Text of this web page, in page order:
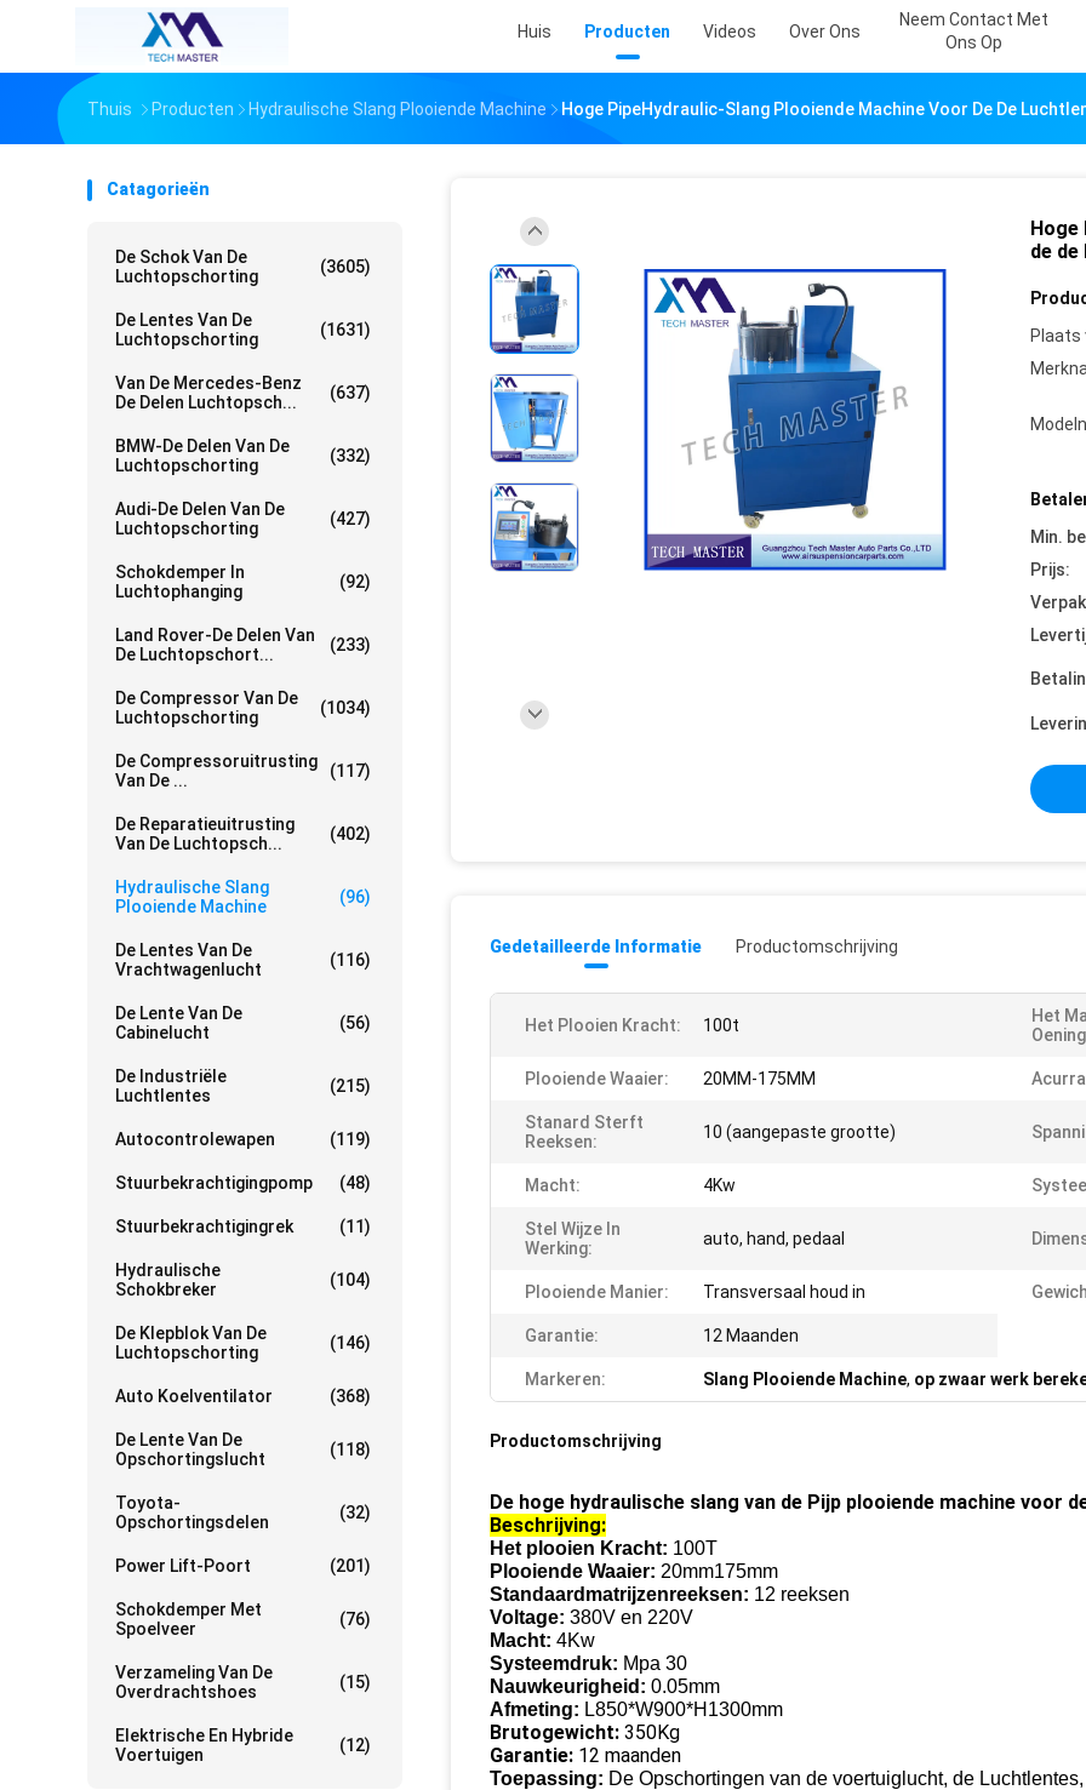
Huis Producten Videos Over Ons
Neem Contact Met
Ons Op
Thuis Producten Hydraulische Slang Plooiende Machine Hoge PipeHydraulic-Slang Plooiende Machine Voor De De
Catagorieën
De Schok Van De
Luchtopschorting
(3605)
De Lentes Van De
Luchtopschorting
(1631)
Van De Mercedes-Benz
De Delen Luchtopsch...
(637)
BMW-De Delen Van De
Luchtopschorting
(332)
Audi-De Delen Van De
Luchtopschorting
(427)
Schokdemper In
Luchtophanging
(92)
Land Rover-De Delen Van
De Luchtopschort...
(233)
De Compressor Van De
Luchtopschorting
(1034)
De Compressoruitrusting
Van De ...
(117)
De Reparatieuitrusting
Van De Luchtopsch...
(402)
Hydraulische Slang
Plooiende Machine
(96)
De Lentes Van De
Vrachtwagenlucht
(116)
De Lente Van De
Cabinelucht
(56)
De Industriële
Luchtlentes
(215)
Autocontrolewapen (119)
Stuurbekrachtigingpomp (48)
Stuurbekrachtigingrek (11)
Hydraulische
Schokbreker
(104)
De Klepblok Van De
Luchtopschorting
(146)
Auto Koelventilator (368)
De Lente Van De
Opschortingslucht
(118)
Toyota-
Opschortingsdelen
(32)
Power Lift-Poort (201)
Schokdemper Met
Spoelveer
(76)
Verzameling Van De
Overdrachtshoes
(15)
Elektrische En Hybride
Voertuigen
(12)
Hoge
de
Plaats
Min.
Prijs:
Gedetailleerde Informatie Productomschrijving
Het Plooien Kracht: 100t
Het
Plooiende Waaier: 20MM-175MM
Stanard Sterft
Reeksen:
10 (aangepaste grootte)
Macht: 4Kw
Stel Wijze In
Werking:
auto, hand, pedaal
Plooiende Manier: Transversaal houd in
Garantie: 12 Maanden
Markeren: Slang Plooiende Machine, op zwaar werk
Productomschrijving
De hoge hydraulische slang van de Pijp plooiende machine voor
Beschrijving:
Het plooien Kracht: 100T
Plooiende Waaier: 20mm175mm
Standaardmatrijzenreeksen: 12 reeksen
Voltage: 380V en 220V
Macht: 4Kw
Systeemdruk: Mpa 30
Nauwkeurigheid: 0.05mm
Afmeting: L850*W900*H1300mm
Brutogewicht: 350Kg
Garantie: 12 maanden
Toepassing: De Opschortingen van de voertuiglucht, de